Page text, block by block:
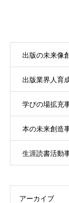
出版の未来像
出版業界人育
学びの場拡充
本の未来創造
生涯読書活動
アーカイブ